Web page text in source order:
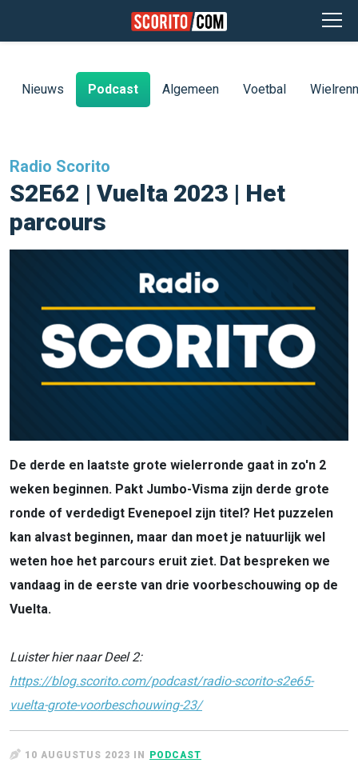
Nieuws Podcast Algemeen Voetbal
Radio Scorito
S2E62 | Vuelta 2023 | Het
parcours
De derde en laatste grote wielerronde gaat in zo'n 2
weken beginnen. Pakt Jumbo-Visma zijn derde grote
ronde of verdedigt Evenepoel zijn titel? Het puzzelen
kan alvast beginnen, maar dan moet je natuurlijk wel
weten hoe het parcours eruit ziet. Dat bespreken we
vandaag in de eerste van drie voorbeschouwing op de
Vuelta.
Luister hier naar Deel 2:
https://blog.scorito.com/podcast/radio-scorito-s2e65-
vuelta-grote-voorbeschouwing-23/
10 AUGUSTUS 2023 IN PODCAST